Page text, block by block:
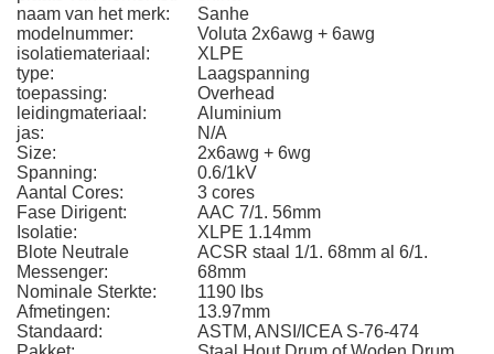
naam van het merk:
Sanhe
modelnummer:
Voluta 2x6awg + 6awg
isolatiemateriaal:
XLPE
type:
Laagspanning
toepassing:
Overhead
leidingmateriaal:
Aluminium
jas:
N/A
Size:
2x6awg + 6wg
Spanning:
0.6/1kV
Aantal Cores:
3 cores
Fase Dirigent:
AAC 7/1. 56mm
Isolatie:
XLPE 1.14mm
Blote Neutrale
Messenger:
ACSR staal 1/1. 68mm al 6/1.
68mm
Nominale Sterkte:
1190 lbs
Afmetingen:
13.97mm
Standaard:
ASTM, ANSI/ICEA S-76-474